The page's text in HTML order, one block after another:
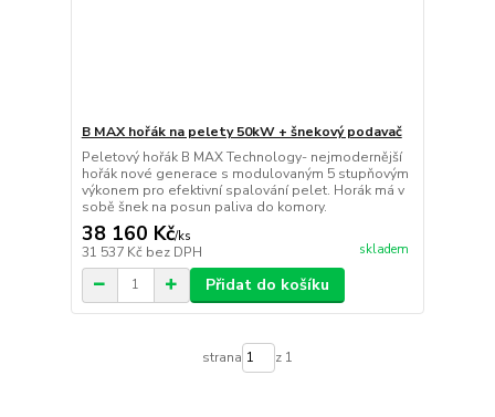
B MAX hořák na pelety 50kW + šnekový podavač
Peletový hořák B MAX Technology- nejmodernější
hořák nové generace s modulovaným 5 stupňovým
výkonem pro efektivní spalování pelet. Horák má v
sobě šnek na posun paliva do komory.
38 160 Kč/ks
31 537 Kč bez DPH skladem
Přidat do košíku
strana z 1